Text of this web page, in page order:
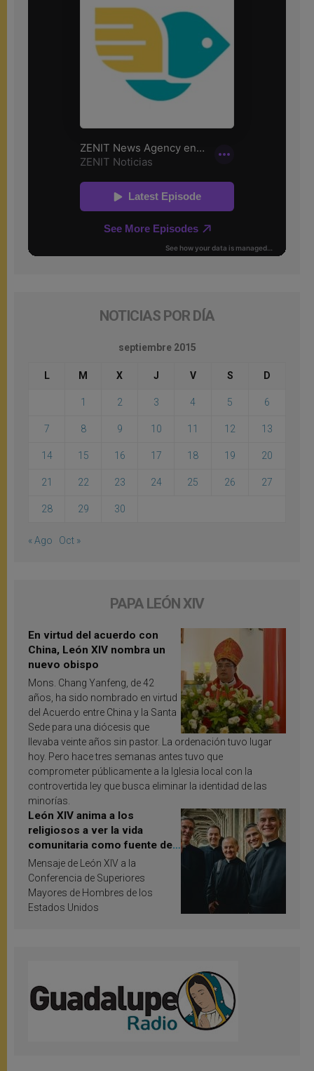
NOTICIAS POR DÍA
septiembre 2015
L M X J V S D
1 2 3 4 5 6
7 8 9 10 11 12 13
14 15 16 17 18 19 20
21 22 23 24 25 26 27
28 29 30
« Ago Oct »
PAPA LEÓN XIV
En virtud del acuerdo con
China, León XIV nombra un
nuevo obispo
Mons. Chang Yanfeng, de 42
años, ha sido nombrado en virtud
del Acuerdo entre China y la Santa
Sede para una diócesis que
llevaba veinte años sin pastor. La ordenación tuvo lugar
hoy. Pero hace tres semanas antes tuvo que
comprometer públicamente a la Iglesia local con la
controvertida ley que busca eliminar la identidad de las
minorías.
León XIV anima a los
religiosos a ver la vida
comunitaria como fuente de
inspiración y santificación
Mensaje de León XIV a la
Conferencia de Superiores
Mayores de Hombres de los
Estados Unidos